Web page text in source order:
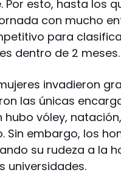
Por esto, hasta los
con mucho
para
dentro de 2 meses.
invadieron
las únicas
hubo vóley,
Sin embargo, los
su rudeza a la
universidades.